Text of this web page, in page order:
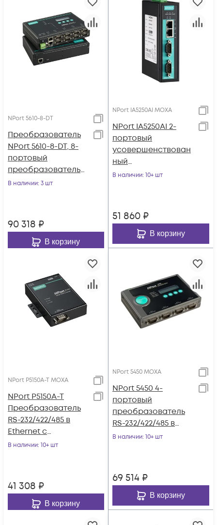
NPort 5610-8-DT
Преобразователь
NPort 5610-8-DT, 8-
портовый
преобразователь
RS-232 в Ethernet в
В наличии: 3 шт
90 318 ₽
В корзину
NPort IA5250AI MOXA
NPort IA5250AI 2-
портовый
усовершенствован
ный
преобразователь
MOXA
В наличии: 10+ шт
51 860 ₽
В корзину
NPort P5150A-T MOXA
NPort P5150A-T
Преобразователь
RS-232/422/485 в
Ethernet с
возможностью
802.3af) с
расширенным
диапазоном
В наличии: 10+ шт
41 308 ₽
В корзину
NPort 5450 MOXA
NPort 5450 4-
портовый
преобразователь
RS-232/422/485 в
Ethernet
В наличии: 10+ шт
69 514 ₽
В корзину